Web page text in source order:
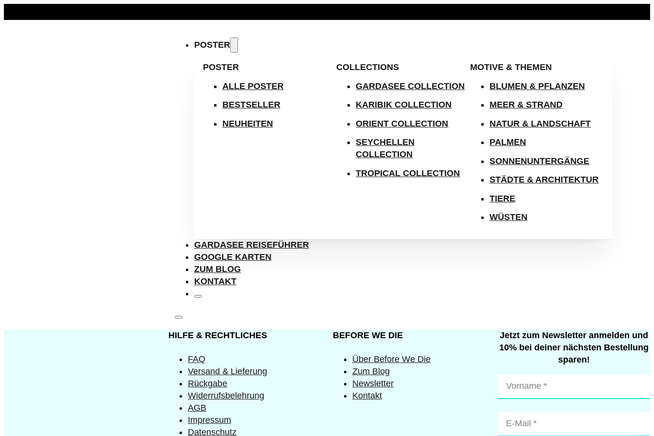
POSTER
POSTER
ALLE POSTER
BESTSELLER
NEUHEITEN
COLLECTIONS
GARDASEE COLLECTION
KARIBIK COLLECTION
ORIENT COLLECTION
SEYCHELLEN
COLLECTION
TROPICAL COLLECTION
MOTIVE & THEMEN
BLUMEN & PFLANZEN
MEER & STRAND
NATUR & LANDSCHAFT
PALMEN
SONNENUNTERGÄNGE
STÄDTE & ARCHITEKTUR
TIERE
WÜSTEN
GARDASEE REISEFÜHRER
GOOGLE KARTEN
ZUM BLOG
KONTAKT
HILFE & RECHTLICHES
FAQ
Versand & Lieferung
Rückgabe
Widerrufsbelehrung
AGB
Impressum
Datenschutz
BEFORE WE DIE
Über Before We Die
Zum Blog
Newsletter
Kontakt
Jetzt zum Newsletter anmelden und
10% bei deiner nächsten Bestellung
sparen!